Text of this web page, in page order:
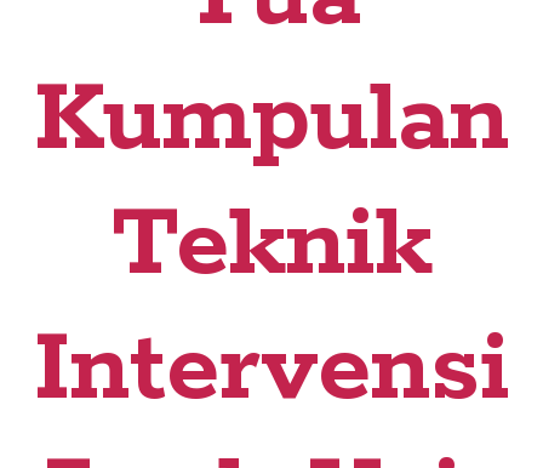
Kumpulan
Teknik
Intervensi